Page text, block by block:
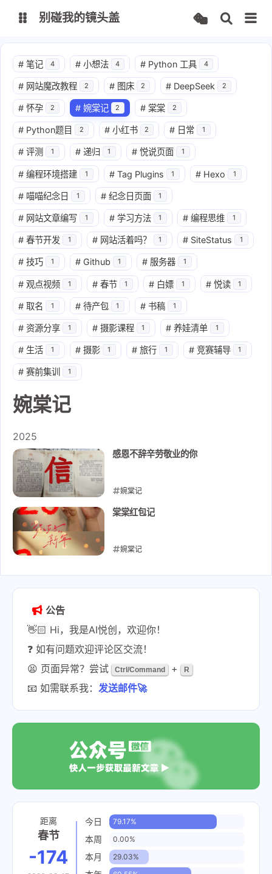
文档
FPManager CodeMark
IPMapper TurtleBrowser
思否 CSDN
知乎 掘金
别碰我的镜头盖
# 笔记 4 # 小想法 4 # Python 工具 4
# 网站魔改教程 2 # 图床 2 # DeepSeek 2
# 怀孕 2 # 婉棠记 2 # 棠棠 2
# Python题目 2 # 小红书 2 # 日常 1
# 评测 1 # 递归 1 # 悦说页面 1
# 编程环境搭建 1 # Tag Plugins 1 # Hexo 1
# 喵喵纪念日 1 # 纪念日页面 1
# 网站文章编写 1 # 学习方法 1 # 编程思维 1
# 春节开发 1 # 网站活着吗？ 1 # SiteStatus 1
# 技巧 1 # Github 1 # 服务器 1
# 观点视频 1 # 春节 1 # 白嫖 1 # 悦读 1
# 取名 1 # 待产包 1 # 书稿 1
# 资源分享 1 # 摄影课程 1 # 养娃清单 1
# 生活 1 # 摄影 1 # 旅行 1 # 竞赛辅导 1
# 赛前集训 1
婉棠记
2025
感恩不辞辛劳敬业的你
婉棠记
2025-02-22
棠棠红包记
婉棠记
公告
👋🏻 Hi，我是AI悦创，欢迎你！
❓ 如有问题欢迎评论区交流！
😫 页面异常？尝试
Ctrl/Command + R
📧 如需联系我： 发送邮件🚀
距离
春节
-174
今日 79.17%
本周 0.00%
本月 29.03%